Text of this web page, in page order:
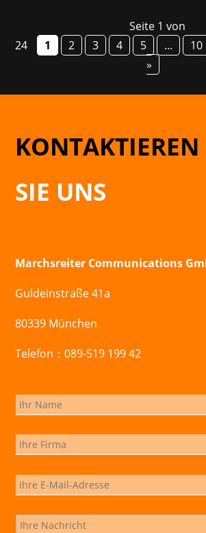
Seite 1 von
24
1 2 3 4 5 ... 10
»
KONTAKTIEREN
SIE UNS
Marchsreiter Communications
Guldeinstraße 41a
80339 München
Telefon：089-519 199 42